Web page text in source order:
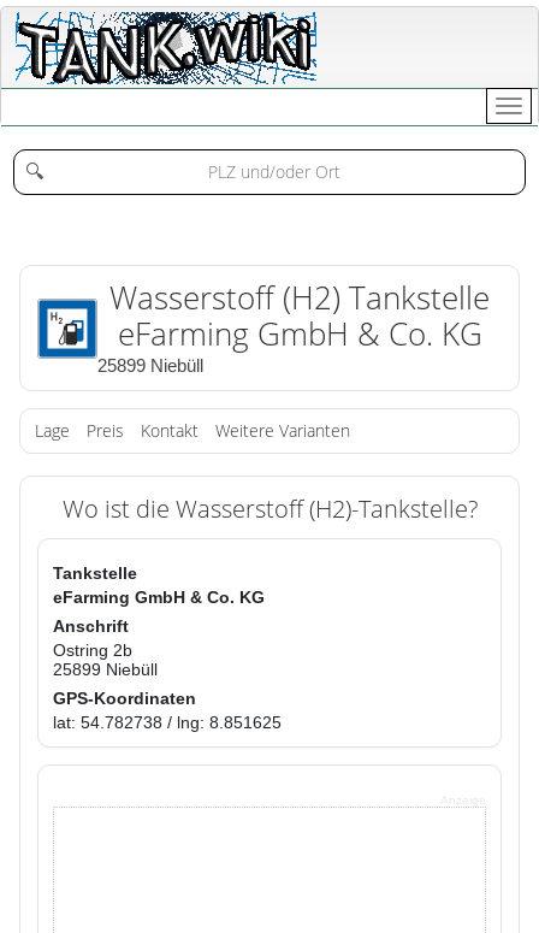
🔍
Wasserstoff (H2) Tankstelle
eFarming GmbH & Co. KG
25899 Niebüll
Lage Preis Kontakt Weitere Varianten
Wo ist die Wasserstoff (H2)-Tankstelle?
Tankstelle
eFarming GmbH & Co. KG
Anschrift
Ostring 2b
25899 Niebüll
GPS-Koordinaten
lat: 54.782738 / lng: 8.851625